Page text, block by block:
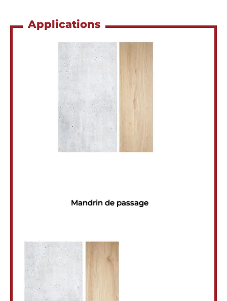
Applications
Mandrin de passage